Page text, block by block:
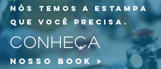
nós temos a estampa
que você precisa.
CONHEÇA
NOSSO BOOK >